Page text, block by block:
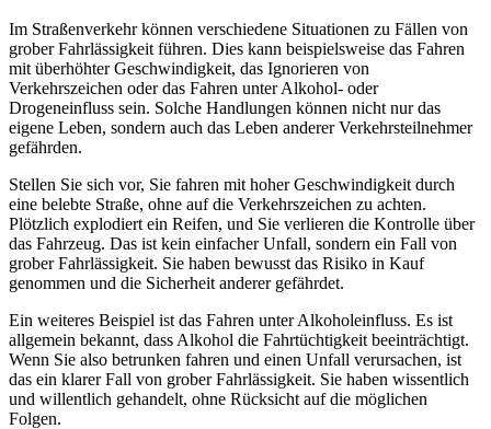
Im Straßenverkehr können verschiedene Situationen zu Fällen von
grober Fahrlässigkeit führen. Dies kann beispielsweise das Fahren
mit überhöhter Geschwindigkeit, das Ignorieren von
Verkehrszeichen oder das Fahren unter Alkohol- oder
Drogeneinfluss sein. Solche Handlungen können nicht nur das
eigene Leben, sondern auch das Leben anderer Verkehrsteilnehmer
gefährden.
Stellen Sie sich vor, Sie fahren mit hoher Geschwindigkeit durch
eine belebte Straße, ohne auf die Verkehrszeichen zu achten.
Plötzlich explodiert ein Reifen, und Sie verlieren die Kontrolle über
das Fahrzeug. Das ist kein einfacher Unfall, sondern ein Fall von
grober Fahrlässigkeit. Sie haben bewusst das Risiko in Kauf
genommen und die Sicherheit anderer gefährdet.
Ein weiteres Beispiel ist das Fahren unter Alkoholeinfluss. Es ist
allgemein bekannt, dass Alkohol die Fahrtüchtigkeit beeinträchtigt.
Wenn Sie also betrunken fahren und einen Unfall verursachen, ist
das ein klarer Fall von grober Fahrlässigkeit. Sie haben wissentlich
und willentlich gehandelt, ohne Rücksicht auf die möglichen
Folgen.